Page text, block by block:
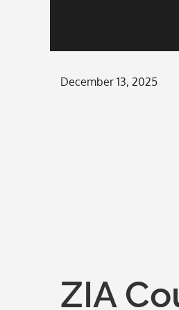
Posted
December 13, 2025
ZIA